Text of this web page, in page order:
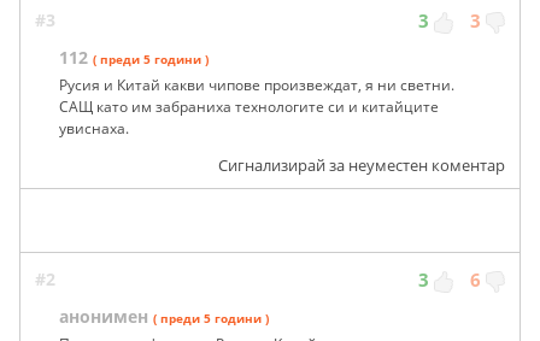
#3 3 3
112 ( преди 5 години )
Русия и Китай какви чипове произвеждат, я ни светни.
САЩ като им забраниха технологите си и китайците
увиснаха.
Сигнализирай за неуместен коментар
#2 3 6
анонимен ( преди 5 години )